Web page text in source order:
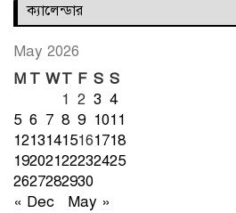
ক্যালেন্ডার
May 2026
M T WT F S S
1 2 3 4
5 6 7 8 9 1011
12131415161718
19202122232425
2627282930
« Dec
May »